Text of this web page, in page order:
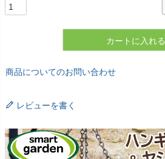
カートに入れる
商品についてのお問い合わせ
レビューを書く